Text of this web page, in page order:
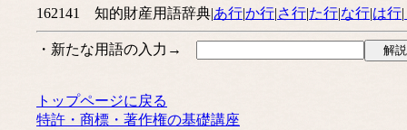
162141 知的財産用語辞典|あ行|か行|さ行|た行|な行|は行|
・新たな用語の入力→
トップページに戻る
特許・商標・著作権の基礎講座